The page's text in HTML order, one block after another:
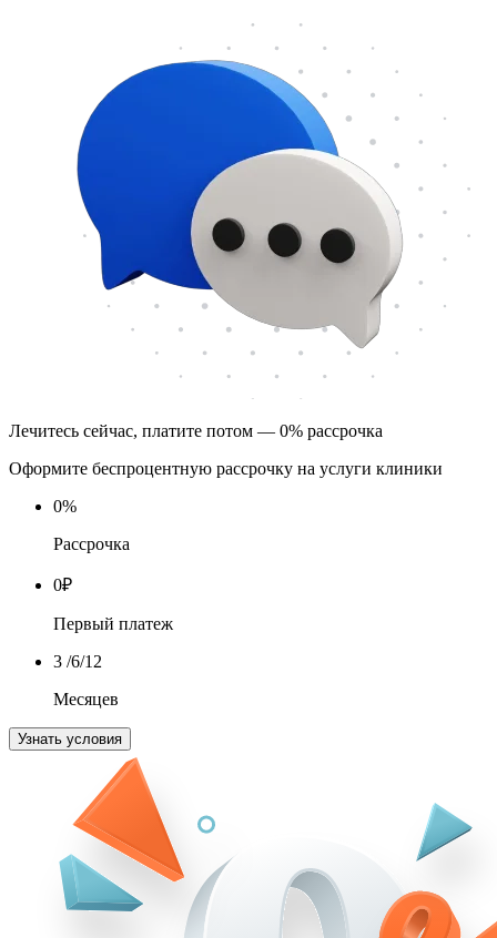
Лечитесь сейчас, платите потом — 0% рассрочка
Оформите беспроцентную рассрочку на услуги клиники
0%
Рассрочка
0₽
Первый платеж
3 /6/12
Месяцев
Узнать условия